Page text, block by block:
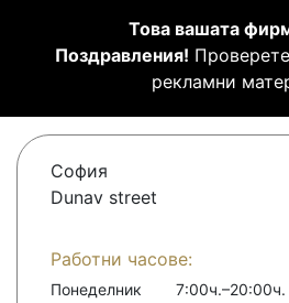
Това вашата
Поздравления!
рекламни
София
Dunav street
Работни часове:
Понеделник
7:00ч.–20:00ч.